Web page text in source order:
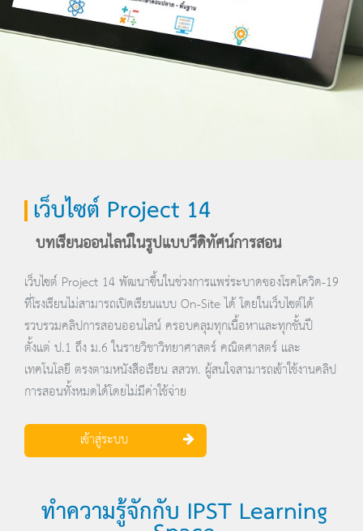
เว็บไซต์ Project 14
บทเรียนออนไลน์ในรูปแบบวีดิทัศน์การสอน
เว็บไซต์ Project 14 พัฒนาขึ้นในช่วงการแพร่ระบาดของโรคโควิด-19
ที่โรงเรียนไม่สามารถเปิดเรียนแบบ On-Site ได้ โดยในเว็บไซต์ได้
รวบรวมคลิปการสอนออนไลน์ ครอบคลุมทุกเนื้อหาและทุกชั้นปี
ตั้งแต่ ป.1 ถึง ม.6 ในรายวิชาวิทยาศาสตร์ คณิตศาสตร์ และ
เทคโนโลยี ตรงตามหนังสือเรียน สสวท. ผู้สนใจสามารถเข้าใช้งานคลิป
การสอนทั้งหมดได้โดยไม่มีค่าใช้จ่าย
เข้าสู่ระบบ
ทำความรู้จักกับ IPST Learning